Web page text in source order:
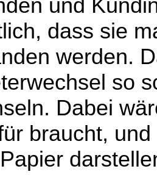
und
dass sie
werden.
so
Da­bei
braucht,